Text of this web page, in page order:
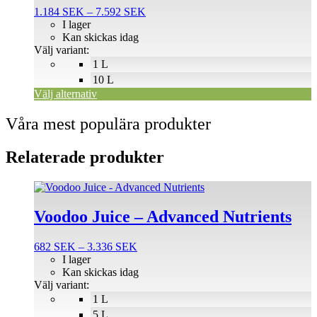
1.184 SEK – 7.592 SEK
1 L
10 L
I lager
Kan skickas idag
Välj variant:
Välj alternativ
varianter.
olika
alternativen
på
produktsidan
Våra mest populära produkter
Relaterade produkter
Voodoo Juice – Advanced Nutrients
682 SEK – 3.336 SEK
till
1 L
I lager
Kan skickas idag
Välj variant:
Den
produkten
har
varianter.
olika
alternativen